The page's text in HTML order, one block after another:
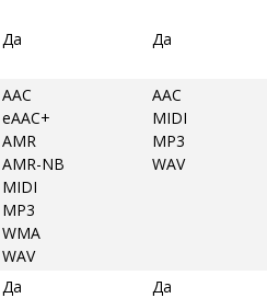
Да Да
AAC
eAAC+
AMR
AMR-NB
MIDI
MP3
WMA
WAV
AAC
MIDI
MP3
WAV
Да
Да